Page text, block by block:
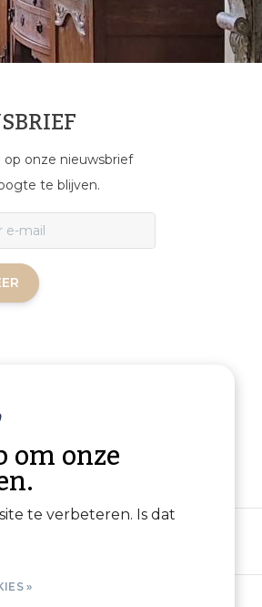
op onze nieuwsbrief
te blijven.
om onze
te verbeteren. Is dat
»